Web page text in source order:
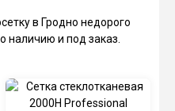
в Гродно недорого
наличию и под заказ.